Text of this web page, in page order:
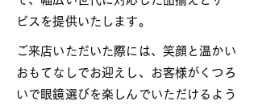
ビスを提供いたします。
ご来店いただいた際には、笑顔と温かい
おもてなしでお迎えし、お客様がくつろ
いで眼鏡選びを楽しんでいただけるよう